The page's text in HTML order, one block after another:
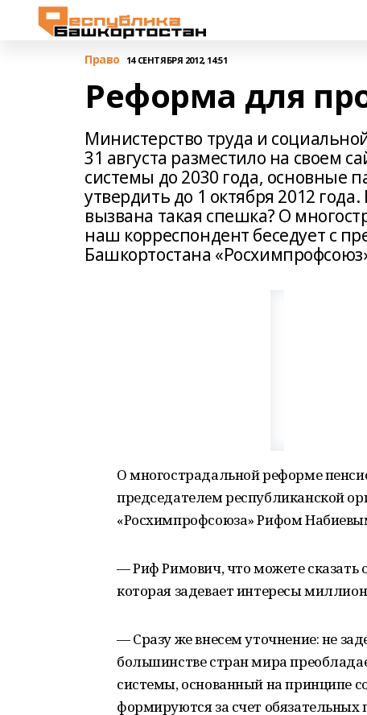
Право 14 СЕНТЯБРЯ 2012, 14:51
Реформа для
Министерство труда и
31 августа разместило на своем
системы до 2030 года, основные
утвердить до 1 октября 2012
вызвана такая спешка? О
наш корреспондент беседует с
Башкортостана
О многострадальной реформе
председателем республиканской
«Росхимпрофсоюза» Рифом
— Риф Римович, что можете сказать
которая задевает интересы
— Сразу же внесем уточнение: не
большинстве стран мира
системы, основанный на принципе
формируются за счет